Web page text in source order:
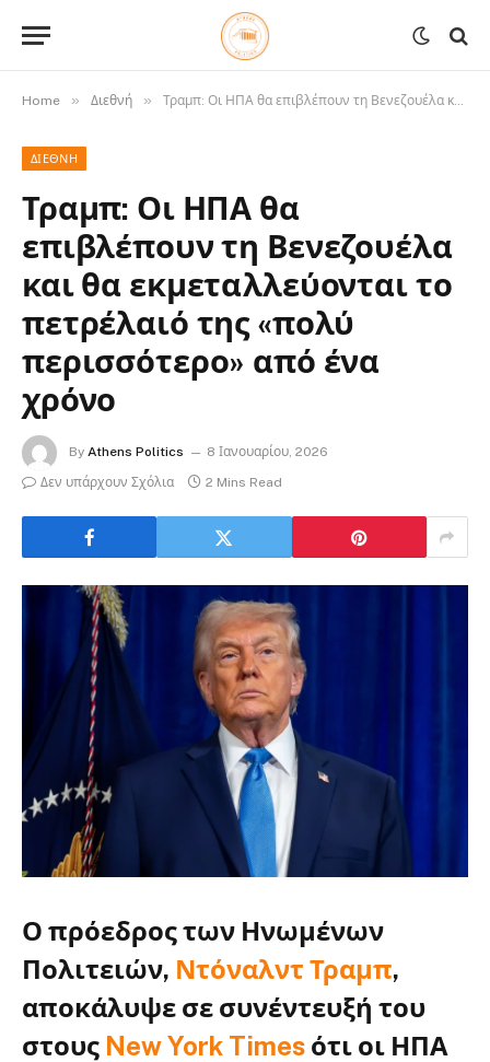
Home » Διεθνή » Τραμπ: Οι ΗΠΑ θα επιβλέπουν τη Βενεζουέλα και θα εκμεταλλεύονται το πετρέλαιό της «πολύ περισσότερο» από ένα χρόνο
ΔΙΕΘΝΉ
Τραμπ: Οι ΗΠΑ θα
επιβλέπουν τη Βενεζουέλα
και θα εκμεταλλεύονται το
πετρέλαιό της «πολύ
περισσότερο» από ένα
χρόνο
By Athens Politics
8 Ιανουαρίου, 2026
Δεν υπάρχουν Σχόλια
2 Mins Read
Ο πρόεδρος των Ηνωμένων
Πολιτειών, Ντόναλντ Τραμπ,
αποκάλυψε σε συνέντευξή του
στους New York Times ότι οι ΗΠΑ